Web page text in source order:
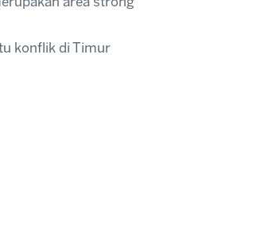
area strong
konflik di Timur